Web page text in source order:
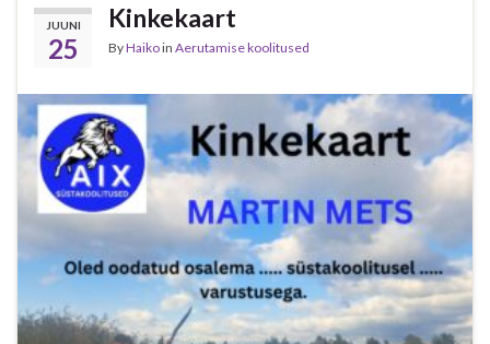
JUUNI
25
Kinkekaart
ByHaikoin Aerutamise koolitused